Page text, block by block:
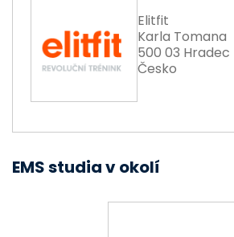
Elitfit
Karla Tomana
500 03 Hradec
Česko
EMS studia v okolí